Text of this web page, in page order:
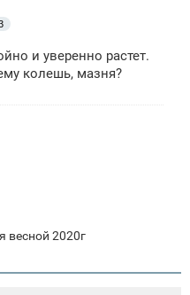
и уверенно растет.
колешь, мазня?
весной 2020г